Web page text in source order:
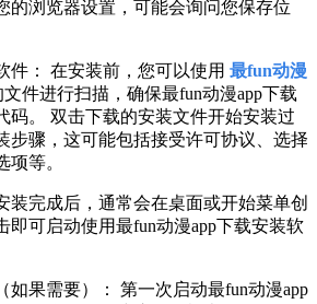
的浏览器设置，可能会询问您保存位
件： 在安装前，您可以使用 最fun动漫
件进行扫描，确保最fun动漫app下载
码。 双击下载的安装文件开始安装过
步骤，这可能包括接受许可协议、选择
等。
装完成后，通常会在桌面或开始菜单创
即可启动使用最fun动漫app下载安装软
如果需要）： 第一次启动最fun动漫app